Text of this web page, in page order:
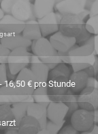
16,50 € pro Stunde